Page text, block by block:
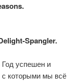
Spangler.
успешен и
с которыми мы всё